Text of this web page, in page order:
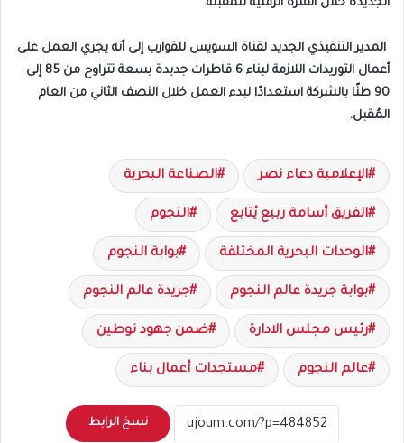
الجديدة خلال الفترة الزمنية للمقبلة.
المدير التنفيذي الجديد لقناة السويس للقوارب إلى أنه يجري العمل على
أعمال التوريدات اللازمة لبناء 6 قاطرات جديدة بسعة تتراوح من 85 إلى
90 طنًا بالشركة استعدادًا لبدء العمل خلال النصف الثاني من العام
المُقبل.
الإعلامية دعاء نصر الصناعة البحرية
الفريق أسامة ربيع يُتابع النجوم
الوحدات البحرية المختلفة بوابة النجوم
بوابة جريدة عالم النجوم جريدة عالم النجوم
رئيس مجلس الادارة ضمن جهود توطين
عالم النجوم مستجدات أعمال بناء
نسخ الرابط